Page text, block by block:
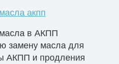
акпп
в АКПП
замену масла для
АКПП и продления